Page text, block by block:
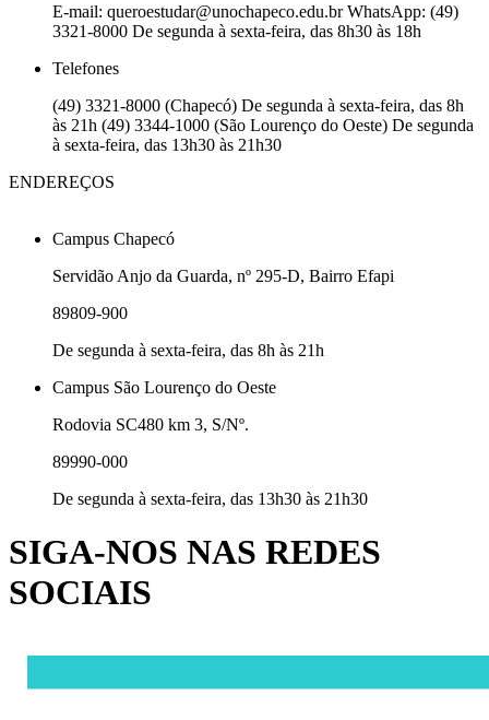
E-mail: queroestudar@unochapeco.edu.br WhatsApp: (49)
3321-8000 De segunda à sexta-feira, das 8h30 às 18h
Telefones
(49) 3321-8000 (Chapecó) De segunda à sexta-feira, das 8h
às 21h (49) 3344-1000 (São Lourenço do Oeste) De segunda
à sexta-feira, das 13h30 às 21h30
ENDEREÇOS
Campus Chapecó
Servidão Anjo da Guarda, nº 295-D, Bairro Efapi
89809-900
De segunda à sexta-feira, das 8h às 21h
Campus São Lourenço do Oeste
Rodovia SC480 km 3, S/Nº.
89990-000
De segunda à sexta-feira, das 13h30 às 21h30
SIGA-NOS NAS REDES
SOCIAIS